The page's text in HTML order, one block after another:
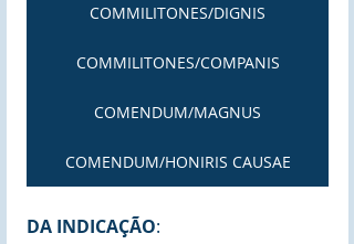
COMMILITONES/DIGNIS
COMMILITONES/COMPANIS
COMENDUM/MAGNUS
COMENDUM/HONIRIS CAUSAE
DA INDICAÇÃO: